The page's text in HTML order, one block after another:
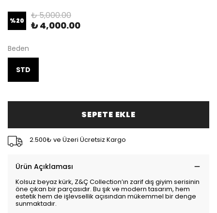
%20 ₺ 5,000.00
₺ 4,000.00
Beden
STD
SEPETE EKLE
2.500₺ ve Üzeri Ücretsiz Kargo
Ürün Açıklaması
Kolsuz beyaz kürk, Z&Ç Collection’ın zarif dış giyim serisinin
öne çıkan bir parçasıdır. Bu şık ve modern tasarım, hem
estetik hem de işlevsellik açısından mükemmel bir denge
sunmaktadır.